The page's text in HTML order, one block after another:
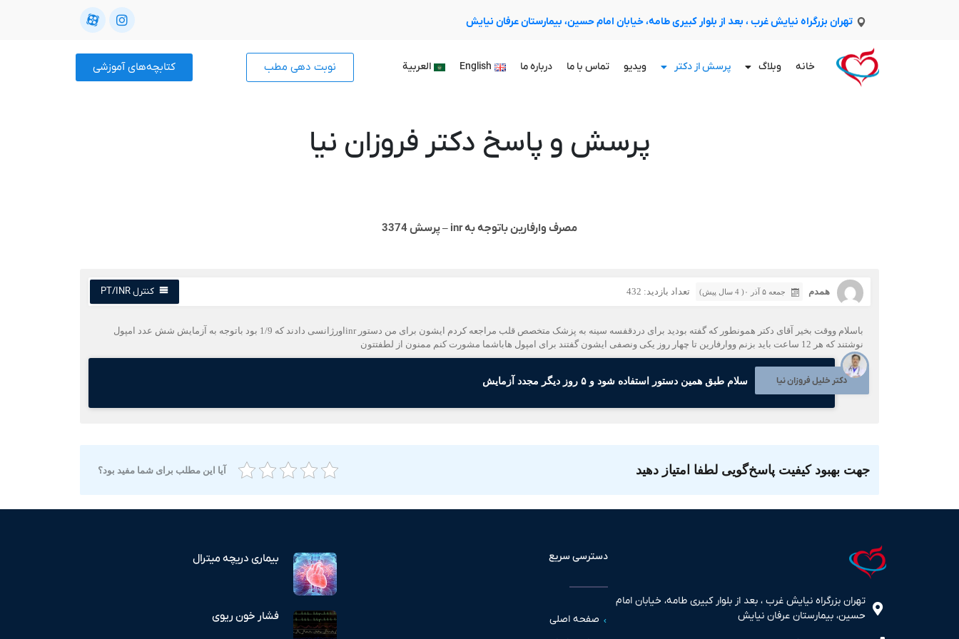
تهران بزرگراه نیایش غرب ، بعد از بلوار کبیری طامه، خیابان امام حسین، بیمارستان عرفان نیایش
خانه وبلاگ پرسش از دکتر ویدیو تماس با ما درباره ما English العربية نوبت دهی مطب کتابچه‌های آموزشی
پرسش و پاسخ دکتر فروزان نیا
مصرف وارفارین باتوجه به inr – پرسش 3374
همدم جمعه ۵ آذر ۰( 4 سال پیش) تعداد بازدید: 432 کنترل PT/INR
باسلام ووقت بخیر آقای دکتر همونطور که گفته بودید برای دردقفسه سینه به پزشک متخصص قلب مراجعه کردم ایشون برای من دستور inrاورژانسی دادند که 1/9 بود باتوجه به آزمایش شش عدد امپول
نوشتند که هر 12 ساعت باید بزنم ووارفارین تا چهار روز یکی ونصفی ایشون گفتند برای امپول هاباشما مشورت کنم ممنون از لطفتتون
دکتر خلیل فروزان نیا سلام طبق همین دستور استفاده شود و ۵ روز دیگر مجدد آزمایش
جهت بهبود کیفیت پاسخ‌گویی لطفا امتیاز دهید آیا این مطلب برای شما مفید بود؟
تهران بزرگراه نیایش غرب ، بعد از بلوار کبیری طامه، خیابان امام
حسین، بیمارستان عرفان نیایش
دسترسی سریع
صفحه اصلی
بیماری دریچه میترال
فشار خون ریوی